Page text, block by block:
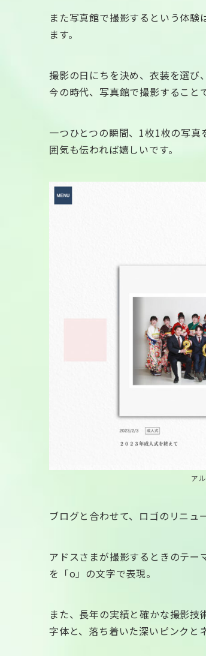
また写真館で撮影するという体
ます。
撮影の日にちを決め、衣装を選び
今の時代、写真館で撮影すること
一つひとつの瞬間、1枚1枚の写
囲気も伝われば嬉しいです。
ア
ブログと合わせて、ロゴのリニュ
アドスさまが撮影するときのテ
を「o」の文字で表現。
また、長年の実績と確かな撮影
字体と、落ち着いた深いピンクと